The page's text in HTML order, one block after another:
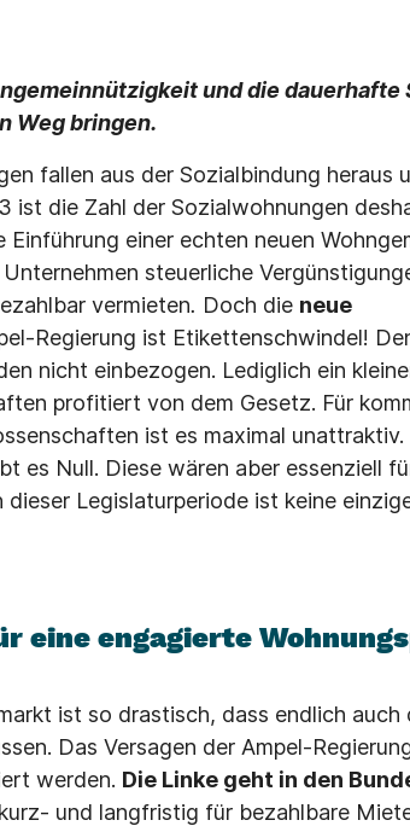
und die dauerhafte
Weg bringen.
fallen aus der Sozialbindung heraus
die Zahl der Sozialwohnungen
Einführung einer echten neuen
steuerliche
vermieten. Doch die neue
Regierung ist Etikettenschwindel!
nicht einbezogen. Lediglich ein
profitiert von dem Gesetz. Für
ist es maximal unattraktiv.
es Null. Diese wären aber essenziell
dieser Legislaturperiode ist keine
eine engagierte
ist so drastisch, dass endlich auch
Das Versagen der Ampel-
werden. Die Linke geht in den
und langfristig für bezahlbare